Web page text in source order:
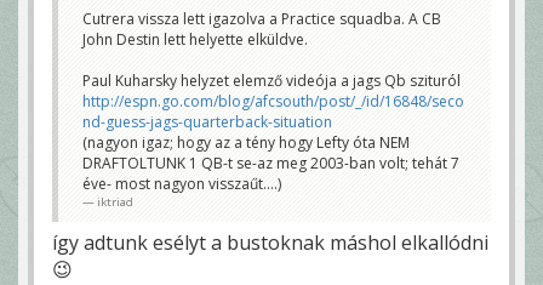
Cutrera vissza lett igazolva a Practice squadba. A CB
John Destin lett helyette elküldve.
Paul Kuharsky helyzet elemző videója a jags Qb szituról
http://espn.go.com/blog/afcsouth/post/_/id/16848/seco
nd-guess-jags-quarterback-situation
(nagyon igaz; hogy az a tény hogy Lefty óta NEM
DRAFTOLTUNK 1 QB-t se-az meg 2003-ban volt; tehát 7
éve- most nagyon visszaűt....)
iktriad
így adtunk esélyt a bustoknak máshol elkallódni
😉